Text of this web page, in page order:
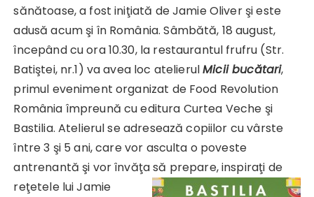
sănătoase, a fost iniţiată de Jamie Oliver şi este
adusă acum şi în România. Sâmbătă, 18 august,
începând cu ora 10.30, la restaurantul frufru (Str.
Batiştei, nr.1) va avea loc atelierulMicii bucătari,
primul eveniment organizat de Food Revolution
România împreună cu editura Curtea Veche şi
Bastilia. Atelierul se adresează copiilor cu vârste
între 3 şi 5 ani, care vor asculta o poveste
antrenantă şi vor învăţa să prepare, inspiraţi de
reţetele lui Jamie